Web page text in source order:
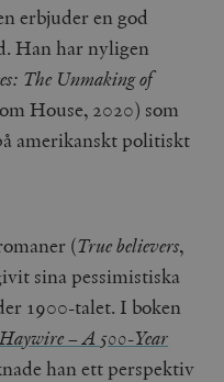
erbjuder en god
Han har nyligen
The Unmaking of
House, 2020) som
amerikanskt politiskt
(True believers,
sina pessimistiska
1900-talet. I boken
– A 500-Year
han ett perspektiv